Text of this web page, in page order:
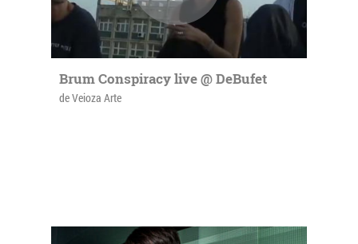
Brum Conspiracy live @ DeBufet
de Veioza Arte